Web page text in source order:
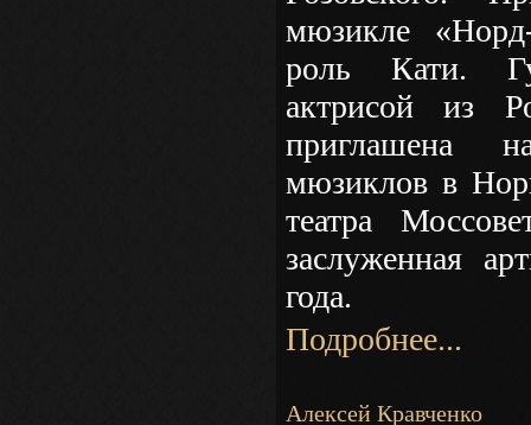
мюзикле
роль Кати.
актрисой из
приглашена
мюзиклов в
театра
заслуженная
года.
Подробнее...
Алексей Кравченко